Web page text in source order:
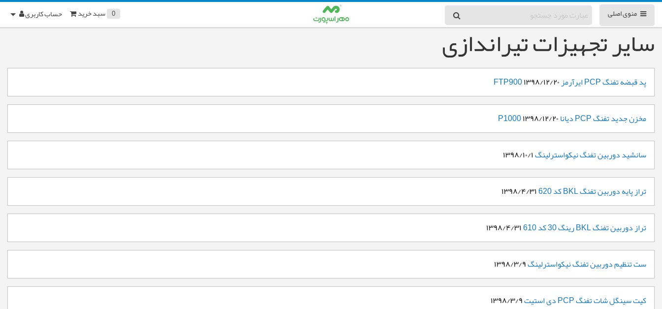
منوی اصلی حساب کاربری 0 سبد خرید
سایر تجهیزات تیراندازی
پد قبضه تفنگ PCP ایرآرمز FTP900 ۱۳۹۸/۱۲/۲۰
مخزن جدید تفنگ PCP دیانا P1000 ۱۳۹۸/۱۲/۲۰
سانشید دوربین تفنگ نیکواسترلینگ۱۳۹۸/۱۰/۱
تراز پایه دوربین تفنگ BKL کد 620 ۱۳۹۸/۴/۳۱
تراز دوربین تفنگ BKL رینگ 30 کد 610 ۱۳۹۸/۴/۳۱
ست تنظیم دوربین تفنگ نیکواسترلینگ۱۳۹۸/۳/۹
کیت سینگل شات تفنگ PCP دی استیت ۱۳۹۸/۳/۹